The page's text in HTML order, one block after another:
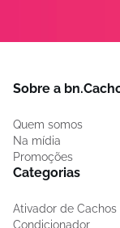
Sobre a
Quem somos
Na mídia
Promoções
Categorias
Ativador de Cachos
Condicionador